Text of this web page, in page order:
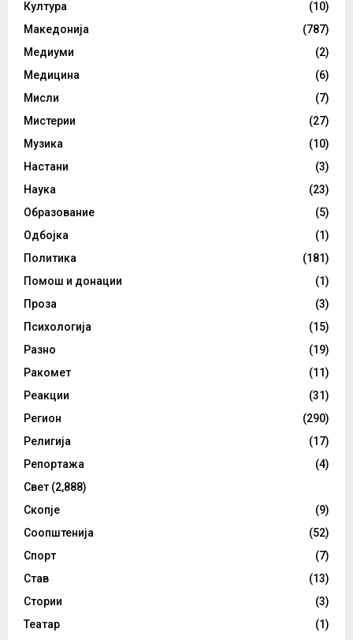
Култура
(10)
Македонија
(787)
Медиуми
(2)
Медицина
(6)
Мисли
(7)
Мистерии
(27)
Музика
(10)
Настани
(3)
Наука
(23)
Образование
(5)
Одбојка
(1)
Политика
(181)
Помош и донации
(1)
Проза
(3)
Психологија
(15)
Разно
(19)
Ракомет
(11)
Реакции
(31)
Регион
(290)
Религија
(17)
Репортажа
(4)
Свет (2,888)
Скопје
(9)
Соопштенија
(52)
Спорт
(7)
Став
(13)
Стории
(3)
Театар
(1)